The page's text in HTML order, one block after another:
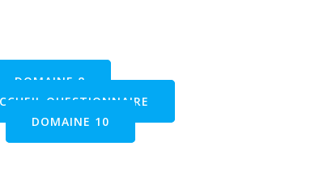
DOMAINE 8
QUESTIONNAIRE
DOMAINE 10